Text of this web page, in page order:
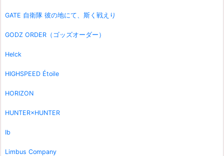
GATE 自衛隊 彼の地にて、斯く戦えり
GODZ ORDER（ゴッズオーダー）
Helck
HIGHSPEED Étoile
HORIZON
HUNTER×HUNTER
Ib
Limbus Company